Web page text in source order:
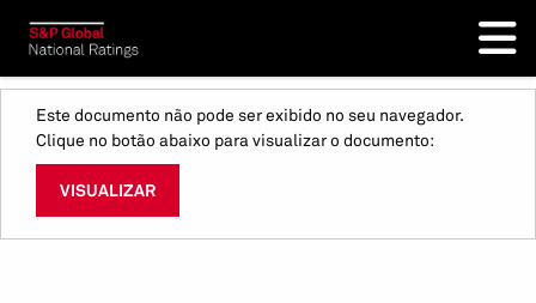
Este documento não pode ser exibido no seu navegador.
Clique no botão abaixo para visualizar o documento:
VISUALIZAR